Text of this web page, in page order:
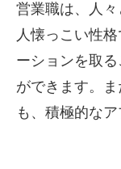
営業職は、人々
人懐っこい性
ーションを取
ができます。
も、積極的なア